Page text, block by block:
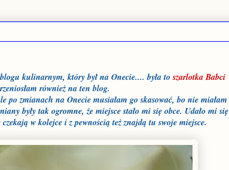
kulinarnym, który był na Onecie.... była toszarlotka Babci
również na ten blog.
po zmianach na Onecie musiałam go skasować, bo nie miałam
były tak ogromne, że miejsce stało mi się obce. Udało mi się
czekają w kolejce i z pewnością też znajdą tu swoje miejsce.